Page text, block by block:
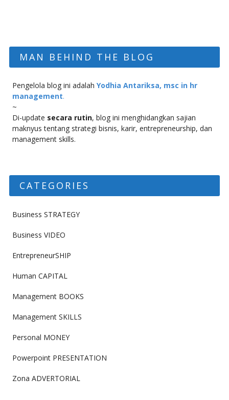
MAN BEHIND THE BLOG
Pengelola blog ini adalah Yodhia Antariksa, msc in hr
management.
~
Di-update secara rutin, blog ini menghidangkan sajian
maknyus tentang strategi bisnis, karir, entrepreneurship, dan
management skills.
CATEGORIES
Business STRATEGY
Business VIDEO
EntrepreneurSHIP
Human CAPITAL
Management BOOKS
Management SKILLS
Personal MONEY
Powerpoint PRESENTATION
Zona ADVERTORIAL